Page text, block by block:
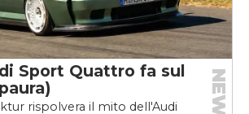
Sport Quattro fa sul
rispolvera il mito dell'Audi NEWS